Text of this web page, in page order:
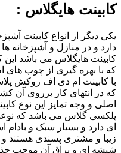
کابینت هایگلاس :
یکی دیگر از انواع کابینت
دارد و در منازل و آشپزخانه
کابینت هایگلاس می باشد
که با بهره گیری از چوب های
با کابینت ام دی اف روکش
که در انتهای کار برروی
اصلی و وجه تمایز این نوع
پلکسی گلاس می باشد که
ای دارد و بسیار سبک و
زیبا و مشتری پسندی هستند
شیشه ای و براق آن موجب